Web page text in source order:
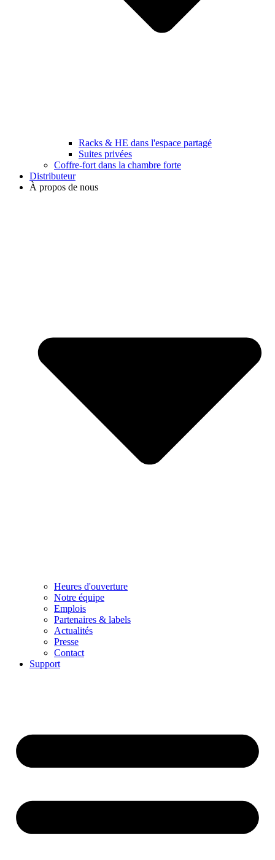
Racks & HE dans l'espace partagé
Suites privées
Coffre-fort dans la chambre forte
Distributeur
À propos de nous
Heures d'ouverture
Notre équipe
Emplois
Partenaires & labels
Actualités
Presse
Contact
Support